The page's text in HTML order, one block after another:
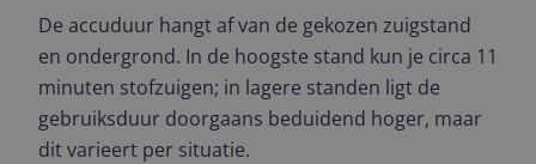
De accuduur hangt af van de gekozen zuigstand
en ondergrond. In de hoogste stand kun je circa 11
minuten stofzuigen; in lagere standen ligt de
gebruiksduur doorgaans beduidend hoger, maar
dit varieert per situatie.